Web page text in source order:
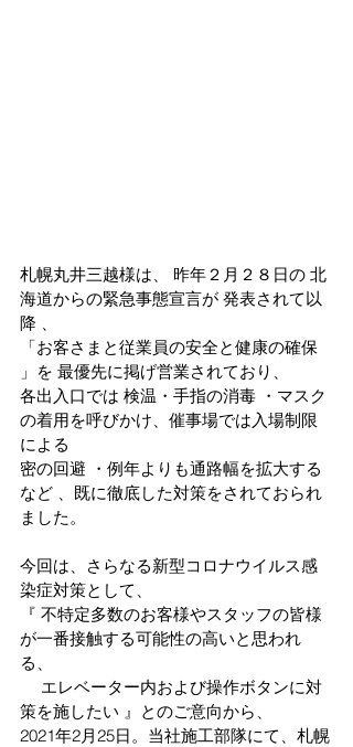
札幌丸井三越様は、 昨年２月２８日の 北
海道からの緊急事態宣言が 発表されて以
降 、
「お客さまと従業員の安全と健康の確保
」を 最優先に掲げ営業されており、
各出入口では 検温・手指の消毒 ・マスク
の着用を呼びかけ、催事場では入場制限
による
密の回避 ・例年よりも通路幅を拡大する
など 、既に徹底した対策をされておられ
ました。
今回は、さらなる新型コロナウイルス感
染症対策として、
『 不特定多数のお客様やスタッフの皆様
が一番接触する可能性の高いと思われ
る、
エレベーター内および操作ボタンに対
策を施したい 』とのご意向から、
2021年2月25日。当社施工部隊にて、札幌